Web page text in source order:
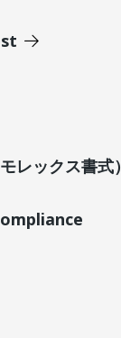
レックス書式）